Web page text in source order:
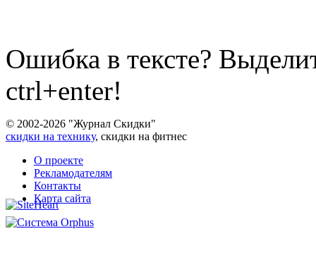
Ошибка в тексте?
ctrl+enter!
© 2002-2026 "Журнал Скидки"
скидки на технику, скидки на фитнес
О проекте
Рекламодателям
Контакты
Карта сайта